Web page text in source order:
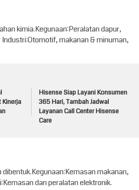
kimia.Kegunaan:Peralatan dapur,
makanan & minuman,
Kinerja
Hisense Siap Layani Konsumen
365 Hari, Tambah Jadwal
Layanan Call Center Hisense
Care
makanan,
dan peralatan elektronik.